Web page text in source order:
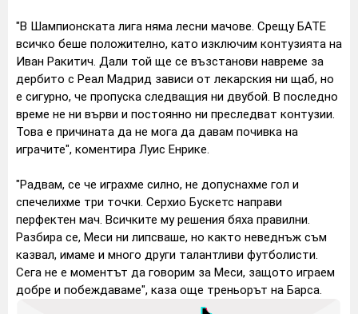
"В Шампионската лига няма лесни мачове. Срещу БАТЕ
всичко беше положително, като изключим контузията на
Иван Ракитич. Дали той ще се възстанови навреме за
дербито с Реал Мадрид зависи от лекарския ни щаб, но
е сигурно, че пропуска следващия ни двубой. В последно
време не ни върви и постоянно ни преследват контузии.
Това е причината да не мога да давам почивка на
играчите", коментира Луис Енрике.
"Радвам, се че играхме силно, не допуснахме гол и
спечелихме три точки. Серхио Бускетс направи
перфектен мач. Всичките му решения бяха правилни.
Разбира се, Меси ни липсваше, но както неведнъж съм
казвал, имаме и много други талантливи футболисти.
Сега не е моментът да говорим за Меси, защото играем
добре и побеждаваме", каза още треньорът на Барса.